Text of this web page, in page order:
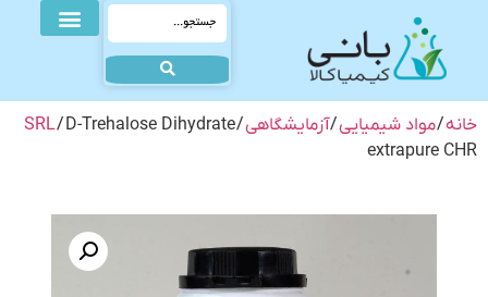
خانه/مواد شیمیایی/آزمایشگاهی/
SRL/ D-Trehalose Dihydrate
extrapure CHR